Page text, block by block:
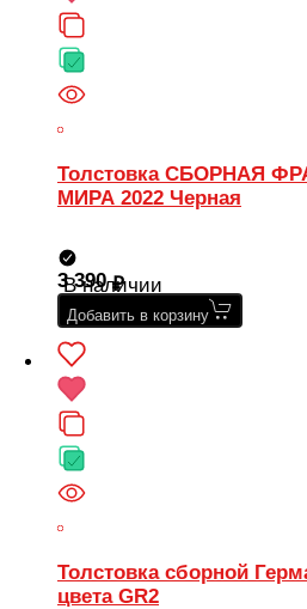
Толстовка СБОРНАЯ
МИРА 2022 Черная
В наличии
3 390
Добавить в корзину
Толстовка сборной
цвета GR2